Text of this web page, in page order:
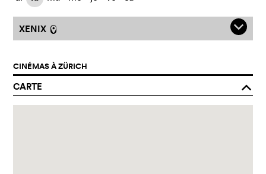
XENIX l q
CINÉMAS À ZÜRICH
CARTE o